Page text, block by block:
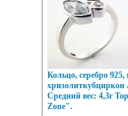
моды и тенденций
воплотилось в
Дизайнеры
подходу создания
украшающих образ
дарят вам
подчеркивать,
неповторимый
заряд настроения и
Кольцо, серебро
хризолиткубциркон
Средний вес: 4,3г
Zone".